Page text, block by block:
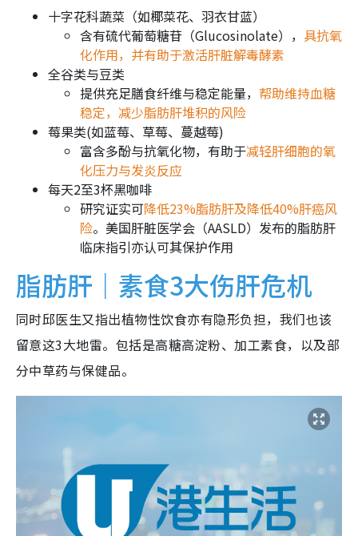
十字花科蔬菜（如椰菜花、羽衣甘蓝）
含有硫代葡萄糖苷（Glucosinolate）， 具抗氧
化作用，并有助于激活肝脏解毒酵素
全谷类与豆类
提供充足膳食纤维与稳定能量， 帮助维持血糖
稳定，减少脂肪肝堆积的风险
莓果类(如蓝莓、草莓、蔓越莓)
富含多酚与抗氧化物，有助于减轻肝细胞的氧
化压力与发炎反应
每天2至3杯黑咖啡
研究证实可降低23%脂肪肝及降低40%肝癌风
险。美国肝脏医学会（AASLD）发布的脂肪肝
临床指引亦认可其保护作用
脂肪肝｜素食3大伤肝危机
同时邱医生又指出植物性饮食亦有隐形负担，我们也该
留意这3大地雷。包括是高糖高淀粉、加工素食，以及部
分中草药与保健品。